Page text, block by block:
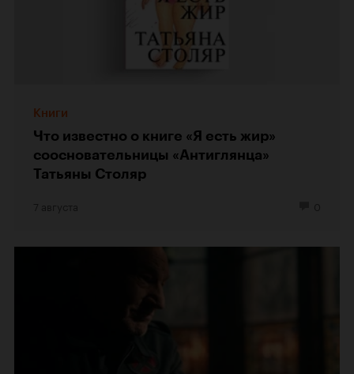
Книги
Что известно о книге «Я есть жир»
соосновательницы «Антиглянца»
Татьяны Столяр